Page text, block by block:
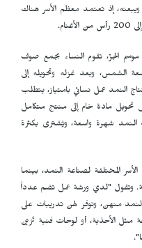
إذ تعتمد معظم الأسر هناك
الجزّ، تقوم النساء بجمع صوف
الشمس، وبعد غزله وتحويله إلى
النمد عمل نسائي بامتياز، يتطلب
مادة خام إلى منتج متكامل
شهرة واسعة، ويُشترى بكثرة
المختلفة لصناعة النمد، بينما
وتقول "لدي ورشة عمل تضم عدداً
منهن، ونوفر لهن تدريبات على
مثل الأحذية، أو لوحات فنية تُزيّن